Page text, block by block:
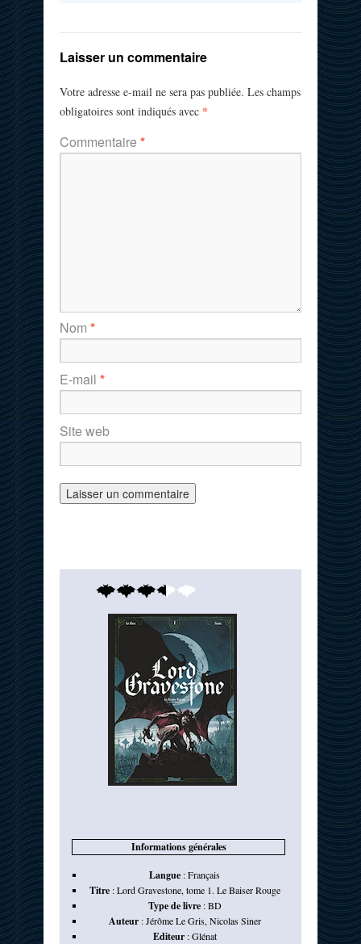
Laisser un commentaire
Votre adresse e-mail ne sera pas publiée. Les champs
obligatoires sont indiqués avec *
Commentaire *
Nom *
E-mail *
Site web
Informations générales
Langue :Français
Titre:Lord Gravestone, tome 1. Le Baiser Rouge
Type de livre:BD
Auteur:Jérôme Le Gris, Nicolas Siner
Editeur:Glénat